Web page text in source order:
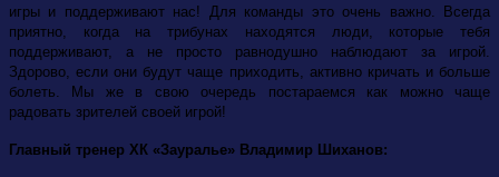
игры и поддерживают нас! Для команды это очень важно. Всегда
приятно, когда на трибунах находятся люди, которые тебя
поддерживают, а не просто равнодушно наблюдают за игрой.
Здорово, если они будут чаще приходить, активно кричать и больше
болеть. Мы же в свою очередь постараемся как можно чаще
радовать зрителей своей игрой!
Главный тренер ХК «Зауралье» Владимир Шиханов: